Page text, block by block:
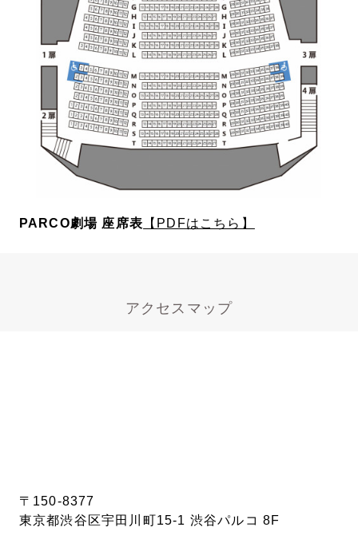
PARCO劇場 座席表 【PDFはこちら】
アクセスマップ
〒150-8377
東京都渋谷区宇田川町15-1 渋谷パルコ 8F